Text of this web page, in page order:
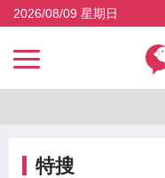
2026/08/09 星期日
特搜